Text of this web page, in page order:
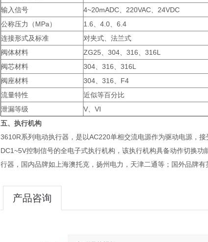
输入信号
4~20mADC、220VAC、24VDC
公称压力（MPa）
1.6、4.0、6.4
连接形式及标准
对夹式、法兰式
阀体材料
ZG25、304、316、316L
阀芯材料
304、316、316L
阀座材料
304、316、F4
流量特性
近似等百分比
泄漏等级
V、VI
五、执行机构
3610R系列电动执行器，是以AC220单相交流电源作为驱动电源，
DC1~5V控制信号的全电子式执行机构，该执行机构具备动作切换
行器，国内品牌如上海澳托克，扬州电力，天津二通等；国外品牌
产品咨询